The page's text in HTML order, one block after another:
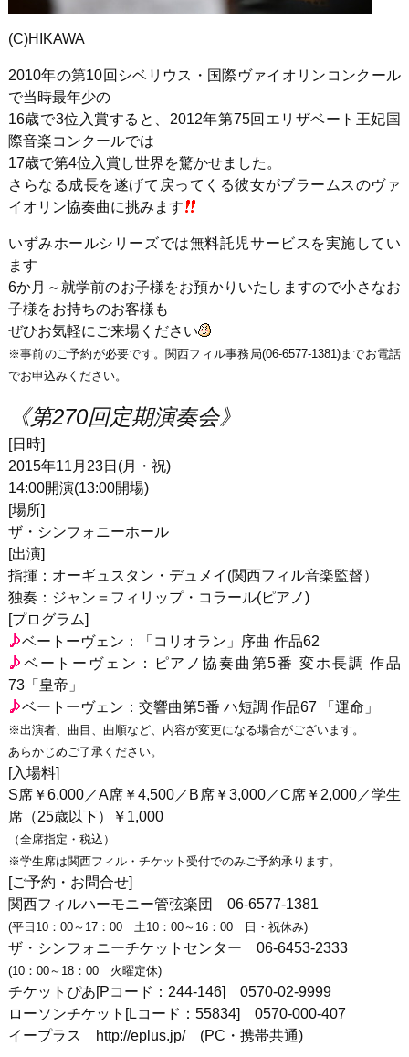
(C)HIKAWA
2010年の第10回シベリウス・国際ヴァイオリンコンクール
で当時最年少の
16歳で3位入賞すると、2012年第75回エリザベート王妃国
際音楽コンクールでは
17歳で第4位入賞し世界を驚かせました。
さらなる成長を遂げて戻ってくる彼女がブラームスのヴァ
イオリン協奏曲に挑みます
いずみホールシリーズでは無料託児サービスを実施してい
ます
6か月～就学前のお子様をお預かりいたしますので小さなお
子様をお持ちのお客様も
ぜひお気軽にご来場ください
※事前のご予約が必要です。関西フィル事務局(06-6577-1381)までお電話
でお申込みください。
《第270回定期演奏会》
[日時]
2015年11月23日(月・祝)
14:00開演(13:00開場)
[場所]
ザ・シンフォニーホール
[出演]
指揮：オーギュスタン・デュメイ(関西フィル音楽監督）
独奏：ジャン＝フィリップ・コラール(ピアノ)
[プログラム]
ベートーヴェン：「コリオラン」序曲 作品62
ベートーヴェン：ピアノ協奏曲第5番 変ホ長調 作品
73「皇帝」
ベートーヴェン：交響曲第5番 ハ短調 作品67 「運命」
※出演者、曲目、曲順など、内容が変更になる場合がございます。
あらかじめご了承ください。
[入場料]
S席￥6,000／A席￥4,500／B席￥3,000／C席￥2,000／学生
席（25歳以下）￥1,000
（全席指定・税込）
※学生席は関西フィル・チケット受付でのみご予約承ります。
[ご予約・お問合せ]
関西フィルハーモニー管弦楽団 06-6577-1381
(平日10：00～17：00 土10：00～16：00 日・祝休み)
ザ・シンフォニーチケットセンター 06-6453-2333
(10：00～18：00 火曜定休)
チケットぴあ[Pコード：244-146] 0570-02-9999
ローソンチケット[Lコード：55834] 0570-000-407
イープラス http://eplus.jp/ (PC・携帯共通)